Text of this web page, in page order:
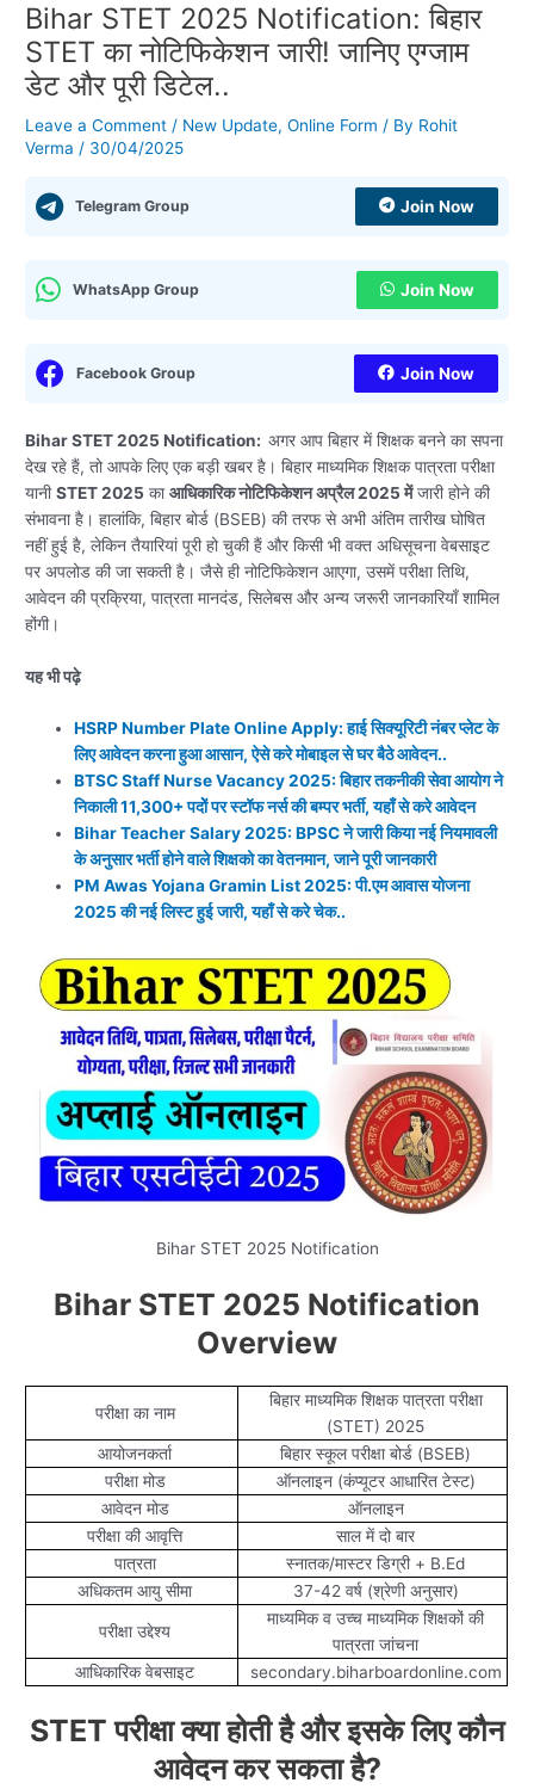
Bihar STET 2025 Notification: बिहार
STET का नोटिफिकेशन जारी! जानिए एग्जाम
डेट और पूरी डिटेल..
Leave a Comment / New Update,Online Form / By Rohit
Verma / 30/04/2025
Telegram Group Join Now
WhatsApp Group Join Now
Facebook Group Join Now
Bihar STET 2025 Notification: अगर आप बिहार में शिक्षक बनने का सपना
देख रहे हैं, तो आपके लिए एक बड़ी खबर है। बिहार माध्यमिक शिक्षक पात्रता परीक्षा
यानीSTET 2025 काआधिकारिक नोटिफिकेशन अप्रैल 2025 मेंजारी होने की
संभावना है। हालांकि, बिहार बोर्ड (BSEB) की तरफ से अभी अंतिम तारीख घोषित
नहीं हुई है, लेकिन तैयारियां पूरी हो चुकी हैं और किसी भी वक्त अधिसूचना वेबसाइट
पर अपलोड की जा सकती है। जैसे ही नोटिफिकेशन आएगा, उसमें परीक्षा तिथि,
आवेदन की प्रक्रिया, पात्रता मानदंड, सिलेबस और अन्य जरूरी जानकारियाँ शामिल
होंगी।
यह भी पढ़े
HSRP Number Plate Online Apply: हाई सिक्यूरिटी नंबर प्लेट के
लिए आवेदन करना हुआ आसान, ऐसे करे मोबाइल से घर बैठे आवेदन..
BTSC Staff Nurse Vacancy 2025: बिहार तकनीकी सेवा आयोग ने
निकाली 11,300+ पदोें पर स्टॉफ नर्स की बम्पर भर्ती, यहाँ से करे आवेदन
Bihar Teacher Salary 2025: BPSC ने जारी किया नई नियमावली
के अनुसार भर्ती होने वाले शिक्षको का वेतनमान, जाने पूरी जानकारी
PM Awas Yojana Gramin List 2025: पी.एम आवास योजना
2025 की नई लिस्ट हुई जारी, यहाँ से करे चेक..
Bihar STET 2025 Notification
Bihar STET 2025 Notification
Overview
परीक्षा का नाम
बिहार माध्यमिक शिक्षक पात्रता परीक्षा
(STET) 2025
आयोजनकर्ता
बिहार स्कूल परीक्षा बोर्ड (BSEB)
परीक्षा मोड
ऑनलाइन (कंप्यूटर आधारित टेस्ट)
आवेदन मोड
ऑनलाइन
परीक्षा की आवृत्ति
साल में दो बार
पात्रता
स्नातक/मास्टर डिग्री + B.Ed
अधिकतम आयु सीमा
37-42 वर्ष (श्रेणी अनुसार)
परीक्षा उद्देश्य
माध्यमिक व उच्च माध्यमिक शिक्षकों की
पात्रता जांचना
आधिकारिक वेबसाइट
secondary.biharboardonline.com
STET परीक्षा क्या होती है और इसके लिए कौन
आवेदन कर सकता है?